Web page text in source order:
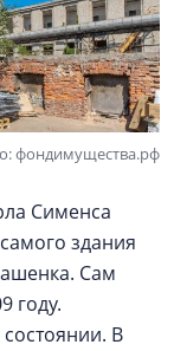
фондимущества.рф
Сименса
здания
Сам
году.
В